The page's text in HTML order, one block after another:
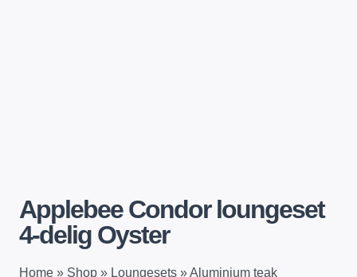
Applebee Condor loungeset
4-delig Oyster
Home » Shop » Loungesets »Aluminium teak